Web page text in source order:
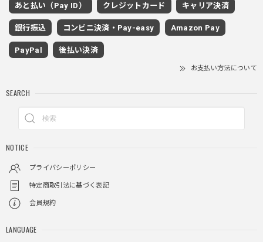
グレー/M
2025/11/28
着心地もいいしカジュアル味が出ていい
クロスチャーム ビーズウォレットチェーン / CROSS CHARM BEADS WALLET CHAIN
しっかりと重さがあるので安っぽくなく値段に見合ったクオ
リティ
あと払い（Pay ID） クレジットカード キャリア決済
銀行振込 コンビニ決済・Pay-easy Amazon Pay
PayPal 後払い決済
お支払い方法について
SEARCH
NOTICE
プライバシーポリシー
特定商取引法に基づく表記
会員規約
LANGUAGE